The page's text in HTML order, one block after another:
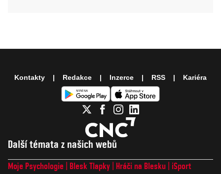
Další témata z našich webů
Moje Psychologie Blesk Tlapky Hráči na Blesku
iSport
Kontakty Redakce Inzerce RSS Kariéra